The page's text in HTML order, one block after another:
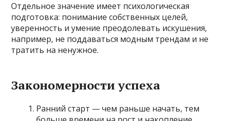
Отдельное значение имеет психологическая
подготовка: понимание собственных целей,
уверенность и умение преодолевать искушения,
например, не поддаваться модным трендам и не
тратить на ненужное.
Закономерности успеха
Ранний старт — чем раньше начать, тем